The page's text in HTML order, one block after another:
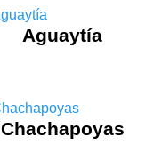
Aguaytía
Chachapoyas